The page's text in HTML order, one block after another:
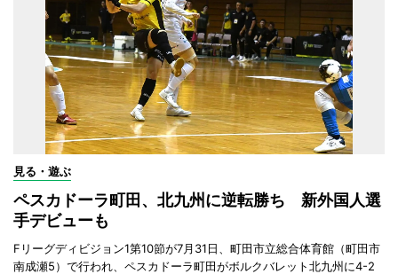
見る・遊ぶ
ペスカドーラ町田、北九州に逆転勝ち 新外国人選
手デビューも
Fリーグディビジョン1第10節が7月31日、町田市立総合体育館（町田市
南成瀬5）で行われ、ペスカドーラ町田がボルクバレット北九州に4-2